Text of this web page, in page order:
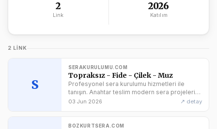
2
Link
2026
Katılım
2 LINK
S
SERAKURULUMU.COM
Topraksız - Fide - Çilek - Muz
Profesyonel sera kurulumu hizmetleri ile
tanışın. Anahtar teslim modern sera projeleri,
sulama sistemleri ve teknik destek için
03 Jun 2026 ↗ detay
BOZKURTSERA.COM